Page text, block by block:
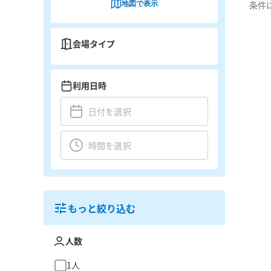
条件
地図で表示
会場タイプ
利用日時
もっと絞り込む
人数
1人